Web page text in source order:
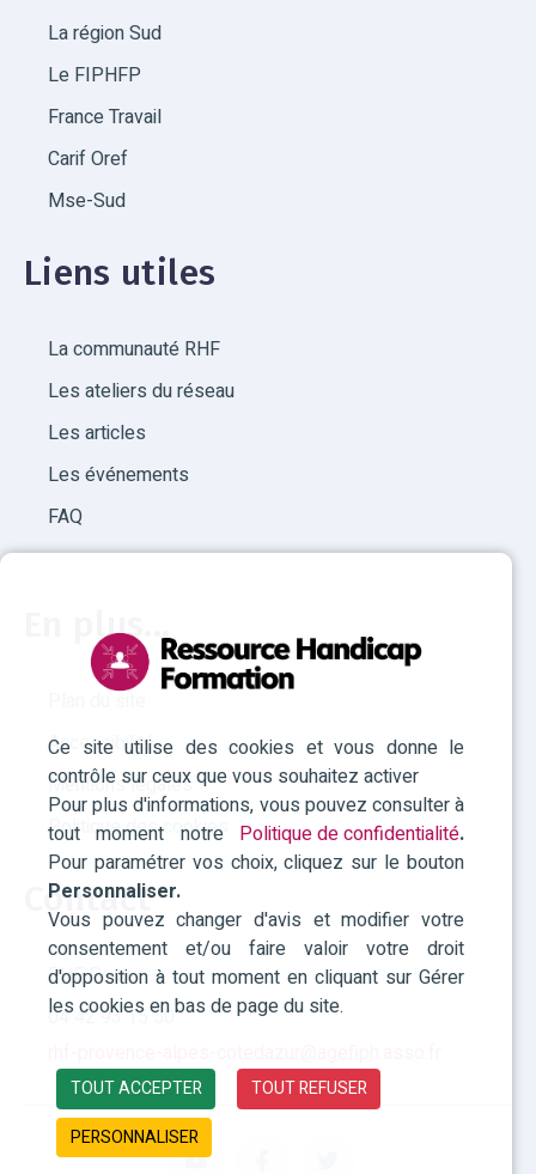
Ce site utilise des cookies et vous donne le
contrôle sur ceux que vous souhaitez activer
Pour plus d'informations, vous pouvez consulter à
tout moment notre Politique de confidentialité.
Pour paramétrer vos choix, cliquez sur le bouton
Personnaliser.
Vous pouvez changer d'avis et modifier votre
consentement et/ou faire valoir votre droit
d'opposition à tout moment en cliquant sur Gérer
les cookies en bas de page du site.
TOUT ACCEPTER
TOUT REFUSER
PERSONNALISER
La région Sud
Le FIPHFP
France Travail
Carif Oref
Mse-Sud
Liens utiles
La communauté RHF
Les ateliers du réseau
Les articles
Les événements
FAQ
En plus...
Plan du site
Accessibilité
Mentions légales
Politique des cookies
Contact
RHF Paca
04 42 93 15 50